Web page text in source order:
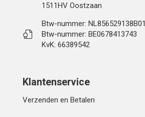
1511HV Oostzaan
Btw-nummer: NL856529138B01
Btw-nummer: BE0678413743
KvK: 66389542
Klantenservice
Verzenden en Betalen